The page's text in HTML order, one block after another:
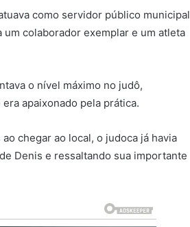
como servidor público municipal
colaborador exemplar e um atleta
o nível máximo no judô,
apaixonado pela prática.
chegar ao local, o judoca já havia
Denis e ressaltando sua importante